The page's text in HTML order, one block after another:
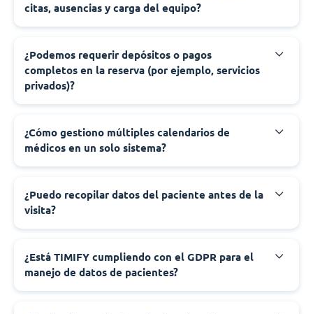
citas, ausencias y carga del equipo?
¿Podemos requerir depósitos o pagos
completos en la reserva (por ejemplo, servicios
privados)?
¿Cómo gestiono múltiples calendarios de
médicos en un solo sistema?
¿Puedo recopilar datos del paciente antes de la
visita?
¿Está TIMIFY cumpliendo con el GDPR para el
manejo de datos de pacientes?